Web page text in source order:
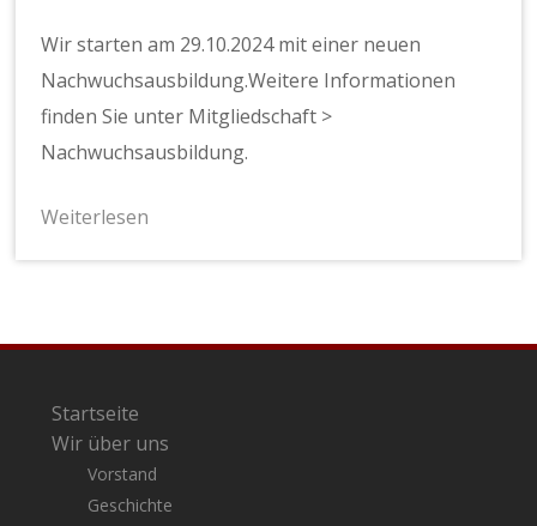
Wir starten am 29.10.2024 mit einer neuen
Nachwuchsausbildung.Weitere Informationen
finden Sie unter Mitgliedschaft >
Nachwuchsausbildung.
Weiterlesen
Startseite
Wir über uns
Vorstand
Geschichte